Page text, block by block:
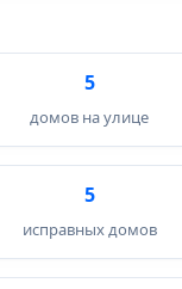
5
домов на улице
5
исправных домов